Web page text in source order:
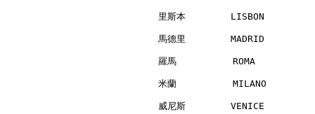
里斯本        LISBON
馬德里        MADRID
羅馬          ROMA
米蘭          MILANO
威尼斯        VENICE